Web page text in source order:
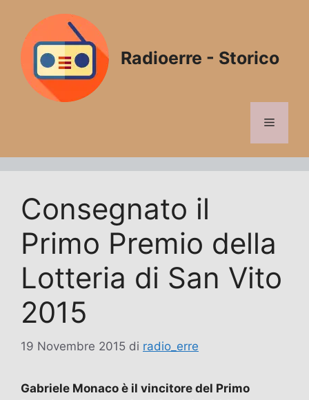
contenuto
Radioerre - Storico
Menu
Consegnato il
Primo Premio della
Lotteria di San Vito
2015
19 Novembre 2015 di radio_erre
Gabriele Monaco è il vincitore del Primo